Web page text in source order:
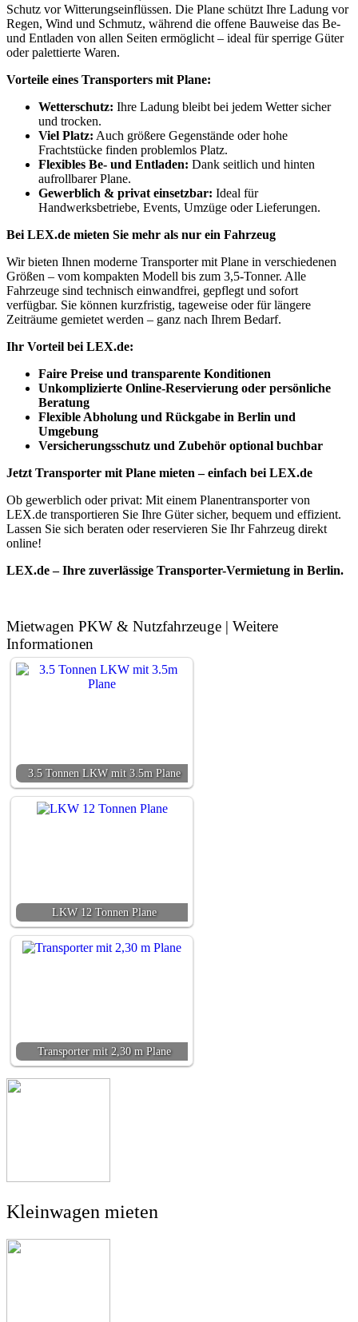
Schutz vor Witterungseinflüssen. Die Plane schützt Ihre Ladung vor
Regen, Wind und Schmutz, während die offene Bauweise das Be-
und Entladen von allen Seiten ermöglicht – ideal für sperrige Güter
oder palettierte Waren.
Vorteile eines Transporters mit Plane:
Wetterschutz: Ihre Ladung bleibt bei jedem Wetter sicher
und trocken.
Viel Platz: Auch größere Gegenstände oder hohe
Frachtstücke finden problemlos Platz.
Flexibles Be- und Entladen: Dank seitlich und hinten
aufrollbarer Plane.
Gewerblich & privat einsetzbar: Ideal für
Handwerksbetriebe, Events, Umzüge oder Lieferungen.
Bei LEX.de mieten Sie mehr als nur ein Fahrzeug
Wir bieten Ihnen moderne Transporter mit Plane in verschiedenen
Größen – vom kompakten Modell bis zum 3,5-Tonner. Alle
Fahrzeuge sind technisch einwandfrei, gepflegt und sofort
verfügbar. Sie können kurzfristig, tageweise oder für längere
Zeiträume gemietet werden – ganz nach Ihrem Bedarf.
Ihr Vorteil bei LEX.de:
Faire Preise und transparente Konditionen
Unkomplizierte Online-Reservierung oder persönliche
Beratung
Flexible Abholung und Rückgabe in Berlin und
Umgebung
Versicherungsschutz und Zubehör optional buchbar
Jetzt Transporter mit Plane mieten – einfach bei LEX.de
Ob gewerblich oder privat: Mit einem Planentransporter von
LEX.de transportieren Sie Ihre Güter sicher, bequem und effizient.
Lassen Sie sich beraten oder reservieren Sie Ihr Fahrzeug direkt
online!
LEX.de – Ihre zuverlässige Transporter-Vermietung in Berlin.
Mietwagen PKW & Nutzfahrzeuge | Weitere
Informationen
3.5 Tonnen LKW mit 3.5m Plane
LKW 12 Tonnen Plane
Transporter mit 2,30 m Plane
Kleinwagen mieten